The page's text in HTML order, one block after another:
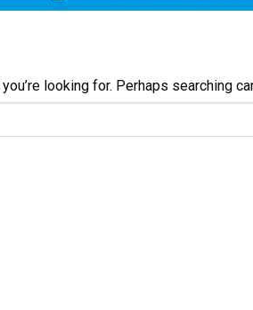
looking for. Perhaps searching